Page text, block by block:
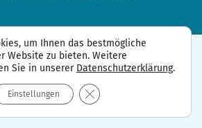
um Ihnen das bestmögliche
Website zu bieten. Weitere
Sie in unserer Datenschutzerklärung.
Einstellungen GDPR Cookie-Banner